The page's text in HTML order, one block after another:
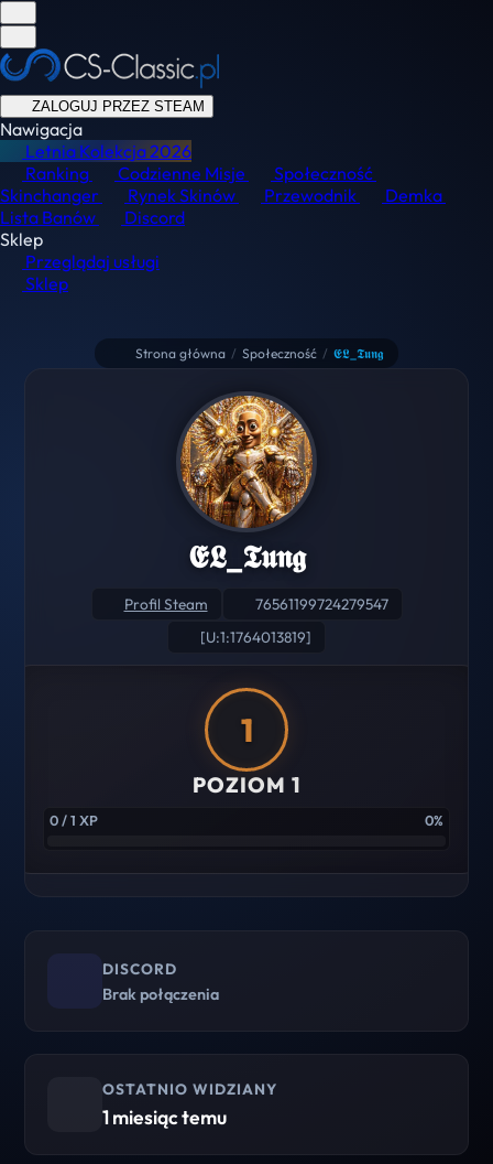
ZALOGUJ PRZEZ STEAM
Nawigacja
Letnia Kolekcja2026
Ranking
Codzienne Misje
Społeczność
Skinchanger
Rynek Skinów Przewodnik
Demka
Lista Banów
Discord
Sklep
Przeglądaj usługi
Sklep
Strona główna / Społeczność / 𝕰𝕷_𝕿𝖚𝖓𝖌
𝕰𝕷_𝕿𝖚𝖓𝖌
Profil Steam
76561199724279547
[U:1:1764013819]
1
POZIOM 1
0 / 1 XP 0%
DISCORD
Brak połączenia
OSTATNIO WIDZIANY
1 miesiąc temu